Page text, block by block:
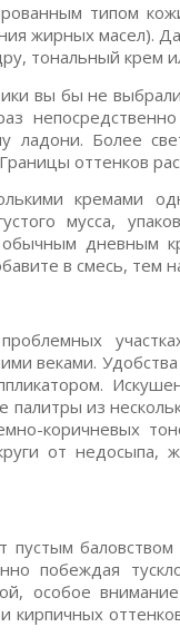
типом
жирных масел).
тональный крем
вы бы не
ладони. Более
оттенков
кремами
мусса,
обычным дневным
в смесь, тем
веками.
из
коричневых
от недосыпа,
пустым
побеждая
особое
кирпичных